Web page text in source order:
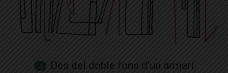
Des del doble fons d’un armari